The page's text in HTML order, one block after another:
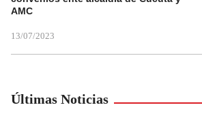
AMC
13/07/2023
Últimas Noticias